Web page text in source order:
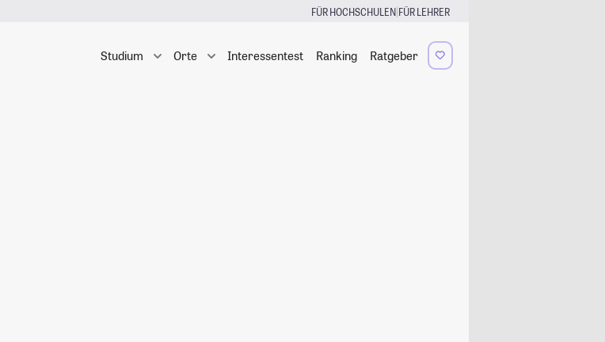
FÜR HOCHSCHULEN|FÜR LEHRER
Studium Orte Interessentest Ranking Ratgeber